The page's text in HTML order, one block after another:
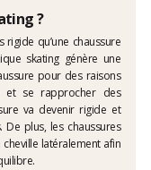
?
rigide qu’une chaussure
skating génère une
pour des raisons
et se rapprocher des
va devenir rigide et
plus, les chaussures
latéralement afin